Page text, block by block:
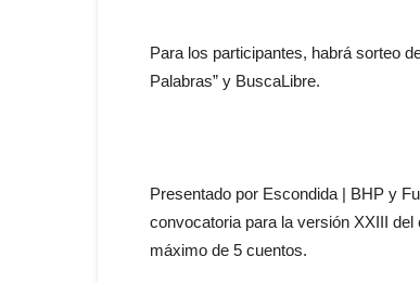
Para los participantes, habrá sorteo
Palabras” y BuscaLibre.
Presentado por Escondida | BHP y
convocatoria para la versión XXIII
máximo de 5 cuentos.